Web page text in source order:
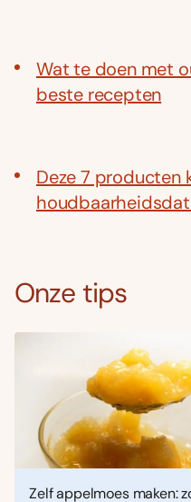
Wat te doen met
beste recepten
Deze 7 producten
Onze tips
Zelf appelmoes maken: